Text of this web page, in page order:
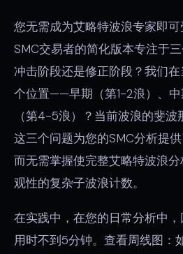
您无需成为艾略特波浪专家即
SMC交易者的简化版本专注于
冲击阶段还是修正阶段？我们
个位置——早期（第1-2浪）、
（第4-5浪）？当前波浪的斐波
这三个问题为您的SMC分析提
而无需掌握使完整艾略特波浪
观性的复杂子波浪计数。
在实践中，在您的日常分析中
用时不到5分钟。查看周线图：